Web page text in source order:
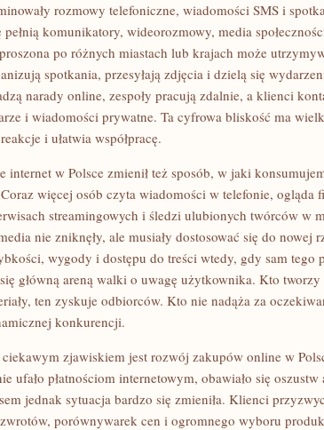
rozmowy telefoniczne, wiadomości SMS i
komunikatory, wideorozmowy, media
po różnych miastach lub krajach może
spotkania, przesyłają zdjęcia i dzielą się
narady online, zespoły pracują zdalnie, a klienci
i wiadomości prywatne. Ta cyfrowa bliskość ma
i ułatwia współpracę.
internet w Polsce zmienił też sposób, w jaki
więcej osób czyta wiadomości w telefonie, ogląda
streamingowych i śledzi ulubionych twórców w
nie zniknęły, ale musiały dostosować się do nowej
wygody i dostępu do treści wtedy, gdy sam tego
się główną areną walki o uwagę użytkownika. Kto
ten zyskuje odbiorców. Kto nie nadąża za
konkurencji.
zjawiskiem jest rozwój zakupów online w
ufało płatnościom internetowym, obawiało się
jednak sytuacja bardzo się zmieniła. Klienci
porównywarek cen i ogromnego wyboru